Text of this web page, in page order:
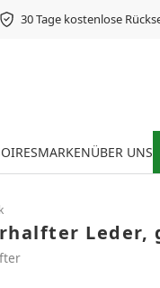
30 Tage kostenlose
MARKENÜBER UNS
Leder,